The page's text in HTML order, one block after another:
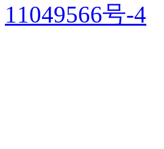
11049566号-4